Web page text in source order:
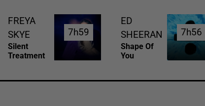
FREYA
SKYE
Silent
Treatment
7h59
7h59
ED
SHEERAN
Shape Of
You
7h56
7h56